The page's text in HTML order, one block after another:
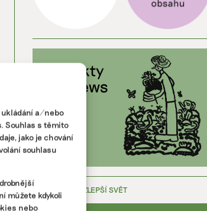
ukládání a/nebo
Souhlas s těmito
jako je chování
souhlasu
můžete kdykoli
nebo
PRÁCE, KTERÁ ZLEPŠÍ SVĚT